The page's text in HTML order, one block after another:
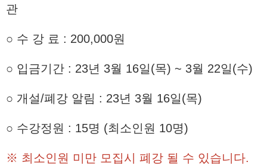
관
○ 수 강 료 : 200,000원
○ 입금기간 : 23년 3월 16일(목) ~ 3월 22일(수)
○ 개설/폐강 알림 : 23년 3월 16일(목)
○ 수강정원 : 15명 (최소인원 10명)
※ 최소인원 미만 모집시 폐강 될 수 있습니다.